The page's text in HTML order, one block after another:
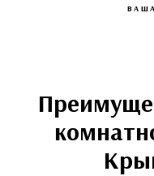
ВАША